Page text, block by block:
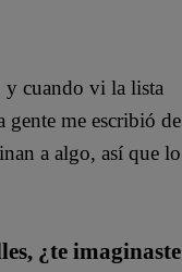
y cuando vi la lista
gente me escribió de
a algo, así que lo
¿te imaginaste